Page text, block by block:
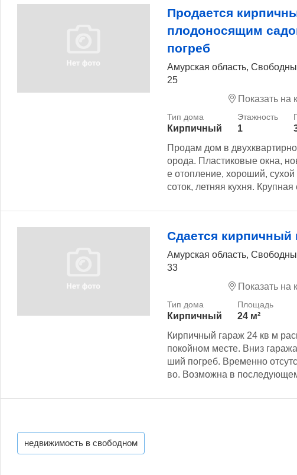
Продается
плодоносящим
погреб
Амурская область,
25
Показать на
Кирпичный 1
Продам дом в
орода. Пластиковые окна,
е отопление, хороший, сухой
соток, летняя кухня.
Сдается кирпичный
Амурская область,
33
Показать на
Кирпичный
24 м²
Кирпичный гараж 24 кв м
покойном месте. Вниз
ший погреб. Временно
во. Возможна в
недвижимость в свободном